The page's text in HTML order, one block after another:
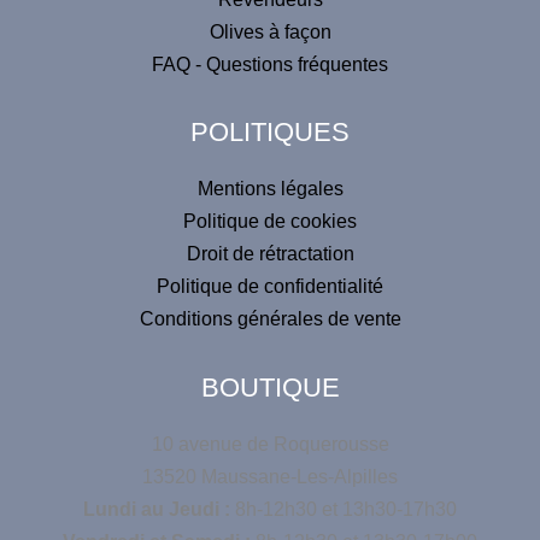
Olives à façon
FAQ - Questions fréquentes
POLITIQUES
Mentions légales
Politique de cookies
Droit de rétractation
Politique de confidentialité
Conditions générales de vente
BOUTIQUE
10 avenue de Roquerousse
13520 Maussane-Les-Alpilles
Lundi au Jeudi : 8h-12h30 et 13h30-17h30